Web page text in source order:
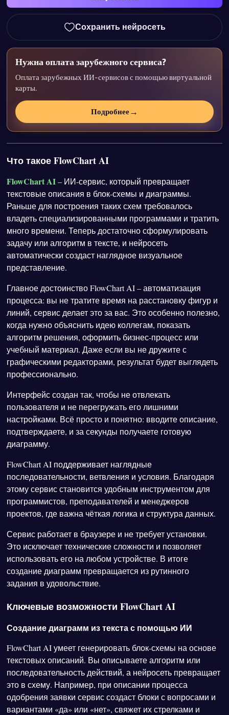
Сохранить нейросеть
Нужна оплата зарубежного сервиса?
Оплата зарубежных ИИ-сервисов с помощью виртуальной
карты.
Подробнее→
Что такое FlowChart AI
FlowChart AI– ИИ-сервис, который превращает
текстовые описания в блок-схемы и диаграммы.
Раньше для построения таких схем требовалось
владеть специализированными программами и тратить
много времени. Теперь достаточно сформулировать
задачу или алгоритм в тексте, и нейросеть
автоматически создаст наглядное визуальное
представление.
Главное достоинство FlowChart AI – автоматизация
процесса: вы не тратите время на расстановку фигур и
линий, сервис делает это за вас. Это особенно полезно,
когда нужно объяснить идею коллегам, показать
алгоритм решения, оформить бизнес-процесс или
учебный материал. Даже если вы не дружите с
графическими редакторами, результат будет выглядеть
профессионально.
Интерфейс создан так, чтобы не отвлекать
пользователя и не перегружать его лишними
настройками. Всё просто и понятно: вводите описание,
подтверждаете, и за секунды получаете готовую
диаграмму.
FlowChart AI поддерживает наглядные
последовательности, ветвления и условия. Благодаря
этому сервис становится удобным инструментом для
программистов, преподавателей и менеджеров
проектов, где важна чёткая логика и структура данных.
Сервис работает в браузере и не требует установки.
Это исключает технические сложности и позволяет
использовать его на любом устройстве. В итоге
создание диаграмм превращается из рутинного
задания в удовольствие.
Ключевые возможности FlowChart AI
Создание диаграмм из текста с помощью ИИ
FlowChart AI умеет генерировать блок-схемы на основе
текстовых описаний. Вы описываете алгоритм или
последовательность действий, а нейросеть превращает
это в схему. Например, при описании процесса
одобрения заявки сервис создаст блоки с вопросами и
вариантами «да» или «нет», свяжет их стрелками и